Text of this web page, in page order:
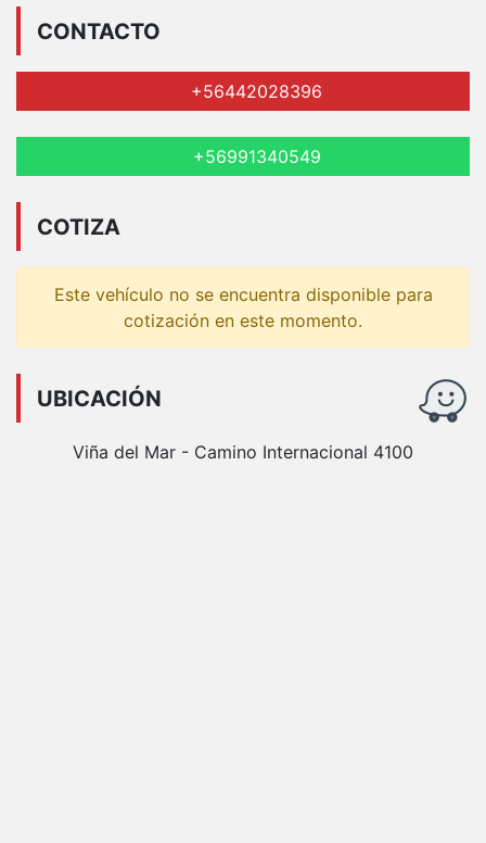
CONTACTO
+56442028396
+56991340549
COTIZA
Este vehículo no se encuentra disponible para
cotización en este momento.
UBICACIÓN
Viña del Mar - Camino Internacional 4100